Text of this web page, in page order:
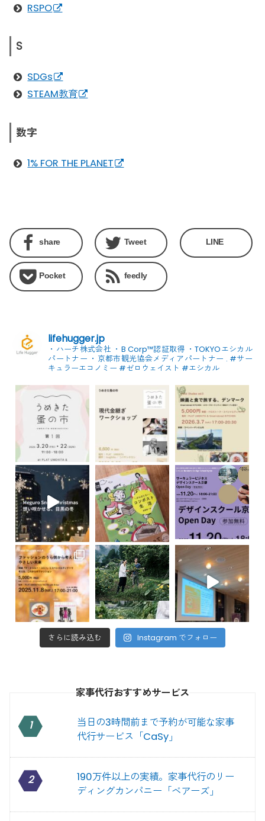
RSPO
S
SDGs
STEAM教育
数字
1% FOR THE PLANET
share Tweet LINE
Pocket feedly
lifehugger.jp
・ハーチ株式会社 ・B Corp™認証取得 ・TOKYOエシカル
パートナー ・京都市観光協会メディアパートナー . #サー
キュラーエコノミー #ゼロウェイスト #エシカル
さらに読み込む Instagram でフォロー
家事代行おすすめサービス
1
当日の3時間前まで予約が可能な家事
代行サービス「CaSy」
2
190万件以上の実績。家事代行のリー
ディングカンパニー「ベアーズ」